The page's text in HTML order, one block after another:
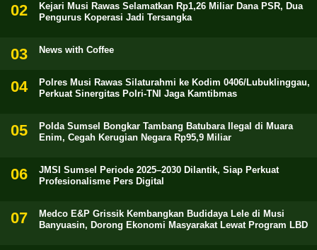
Kejari Musi Rawas Selamatkan Rp1,26 Miliar Dana PSR, Dua
Pengurus Koperasi Jadi Tersangka
News with Coffee
Polres Musi Rawas Silaturahmi ke Kodim 0406/Lubuklinggau,
Perkuat Sinergitas Polri-TNI Jaga Kamtibmas
Polda Sumsel Bongkar Tambang Batubara Ilegal di Muara
Enim, Cegah Kerugian Negara Rp95,9 Miliar
JMSI Sumsel Periode 2025–2030 Dilantik, Siap Perkuat
Profesionalisme Pers Digital
Medco E&P Grissik Kembangkan Budidaya Lele di Musi
Banyuasin, Dorong Ekonomi Masyarakat Lewat Program LBD